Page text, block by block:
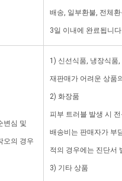
배송, 일부환불, 전체
3일 이내에 완료됩니
변심 및
오의 경우
1) 신선식품, 냉장식품
재판매가 어려운 상품
2) 화장품
피부 트러블 발생 시
배송비는 판매자가 부
적의 경우에는 진단서
3) 기타 상품